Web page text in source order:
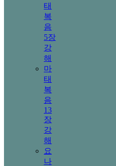
태
복
음
5장
강
해
마
태
복
음
13
장
강
해
요
나